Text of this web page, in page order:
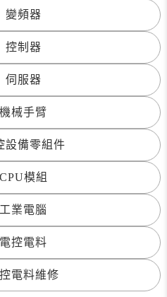
變頻器
控制器
伺服器
機械手臂
設備零組件
CPU模組
工業電腦
電控電料
電料維修